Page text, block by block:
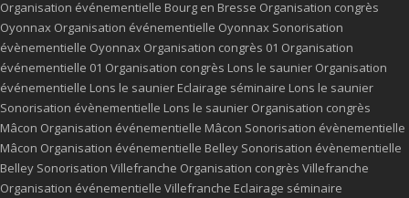
Organisation événementielle Bourg en Bresse Organisation congrès
Oyonnax Organisation événementielle Oyonnax Sonorisation
évènementielle Oyonnax Organisation congrès 01 Organisation
événementielle 01 Organisation congrès Lons le saunier Organisation
événementielle Lons le saunier Eclairage séminaire Lons le saunier
Sonorisation évènementielle Lons le saunier Organisation congrès
Mâcon Organisation événementielle Mâcon Sonorisation évènementielle
Mâcon Organisation événementielle Belley Sonorisation évènementielle
Belley Sonorisation Villefranche Organisation congrès Villefranche
Organisation événementielle Villefranche Eclairage séminaire